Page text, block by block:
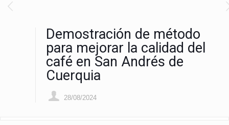
Demostración de método
para mejorar la calidad del
café en San Andrés de
Cuerquia
28/08/2024